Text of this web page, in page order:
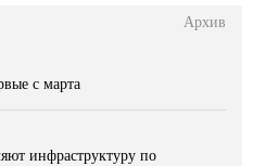
Архив
с марта
инфраструктуру по